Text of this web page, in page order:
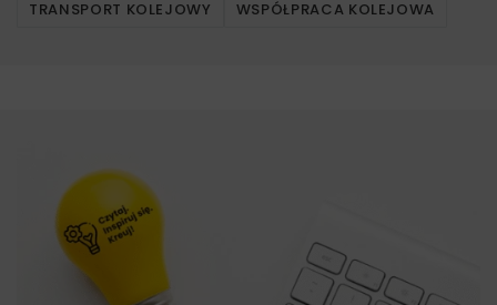
TRANSPORT KOLEJOWY
WSPÓŁPRACA KOLEJOWA